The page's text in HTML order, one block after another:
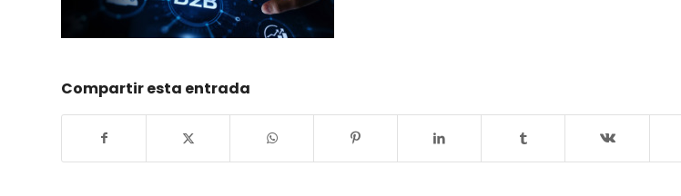
Compartir esta entrada